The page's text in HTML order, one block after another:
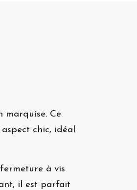
marquise. Ce
chic, idéal
à vis
il est parfait